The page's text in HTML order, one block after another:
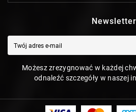
Newsletter
Możesz zrezygnować w każdej
odnaleźć szczegóły w naszej